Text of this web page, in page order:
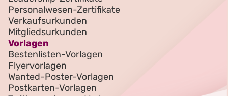
Personalwesen-Zertifikate
Verkaufsurkunden
Mitgliedsurkunden
Vorlagen
Bestenlisten-Vorlagen
Flyervorlagen
Wanted-Poster-Vorlagen
Postkarten-Vorlagen